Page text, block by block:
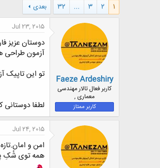
ن
و
ع
خ
ش
ع
1
2
3
...
32 بعدی
Faeze Ardeshiry
کاربر فعال تالار مهندسی
معماری ,
کاربر ممتاز
Jul 23, 2015
دوستان عزیز
آزمون طراحی
تو این تاپیک آزمون طراحی
لطفا دوستانی
Jul 24, 2015
امن و
همه توی شُکِ